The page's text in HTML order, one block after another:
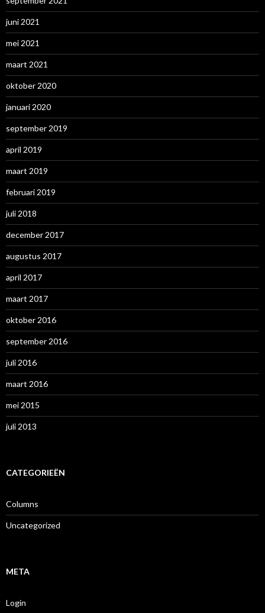
juni 2021
mei 2021
maart 2021
oktober 2020
januari 2020
september 2019
april 2019
maart 2019
februari 2019
juli 2018
december 2017
augustus 2017
april 2017
maart 2017
oktober 2016
september 2016
juli 2016
maart 2016
mei 2015
juli 2013
CATEGORIEËN
Columns
Uncategorized
META
Login